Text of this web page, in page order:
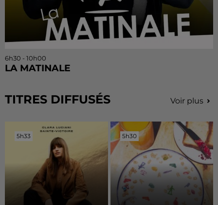
6h30 - 10h00
LA MATINALE
TITRES DIFFUSÉS Voir plus
5h33
5h33 5h30
5h30